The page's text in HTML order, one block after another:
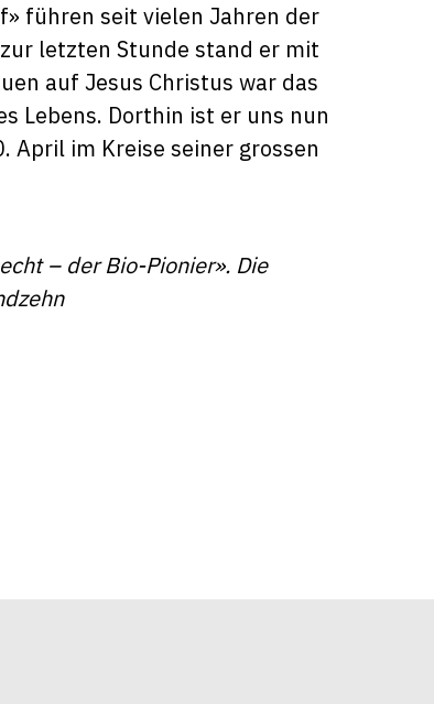
führen seit vielen Jahren der
letzten Stunde stand er mit
auf Jesus Christus war das
Lebens. Dorthin ist er uns nun
April im Kreise seiner grossen
– der Bio-Pionier». Die